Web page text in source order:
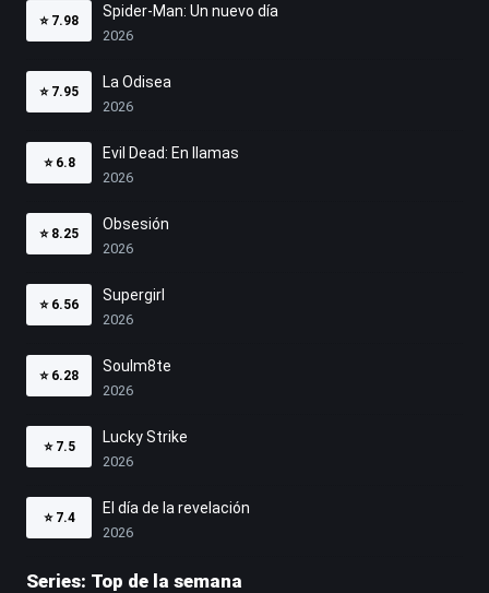
⭐ 7.98
Spider-Man: Un nuevo día
2026
⭐ 7.95
La Odisea
2026
⭐ 6.8
Evil Dead: En llamas
2026
⭐ 8.25
Obsesión
2026
⭐ 6.56
Supergirl
2026
⭐ 6.28
Soulm8te
2026
⭐ 7.5
Lucky Strike
2026
⭐ 7.4
El día de la revelación
2026
Series: Top de la semana